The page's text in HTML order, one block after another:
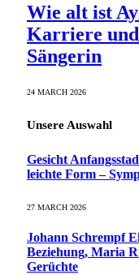
Wie alt ist
Karriere
Sängerin
24 MARCH 2026
Unsere Auswahl
Gesicht
leichte Form –
27 MARCH 2026
Johann Schrempf
Beziehung, Maria
Gerüchte